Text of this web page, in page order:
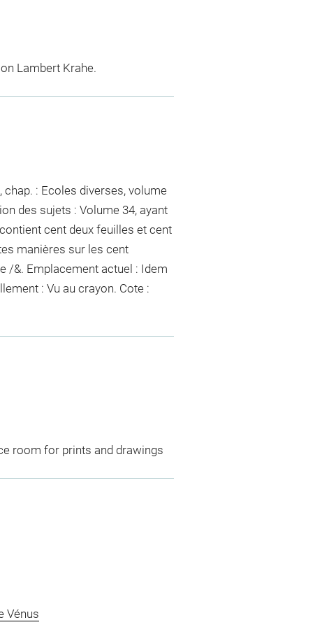
Lambert Krahe.
chap. : Ecoles diverses, volume
des sujets : Volume 34, ayant
cent deux feuilles et cent
manières sur les cent
/&. Emplacement actuel : Idem
: Vu au crayon. Cote :
room for prints and drawings
Vénus